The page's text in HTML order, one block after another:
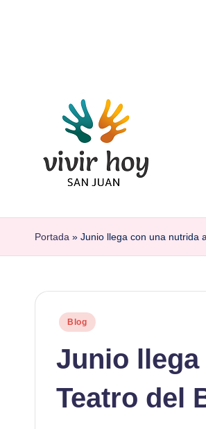
Saltar
Portada » Junio llega con una nutrida
Publicado
Blog
Junio
Teatro del